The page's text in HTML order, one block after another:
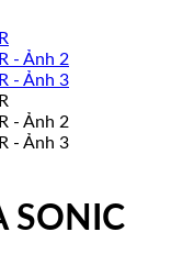
SONIC